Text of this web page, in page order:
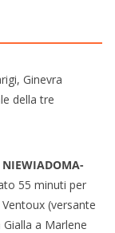
Ginevra
della tre
NIEWIADOMA-
55 minuti per
(versante
a Marlene